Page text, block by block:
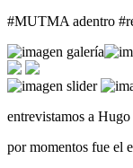
#MUTMA adentro
entrevistamos a
por momentos fue el